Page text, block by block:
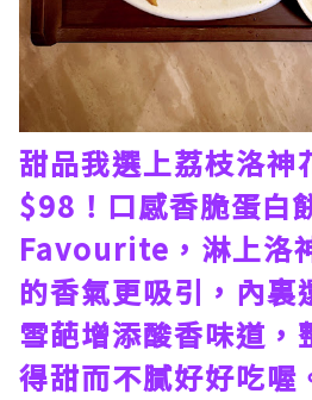
甜品我選上荔枝洛神
$98！口感香脆蛋白
Favourite，淋上洛
的香氣更吸引，內裏
雪葩增添酸香味道，
得甜而不膩好好吃喔